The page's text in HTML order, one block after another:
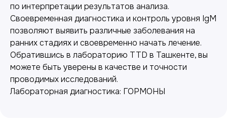
по интерпретации результатов анализа.
Своевременная диагностика и контроль уровня IgM
позволяют выявить различные заболевания на
ранних стадиях и своевременно начать лечение.
Обратившись в лабораторию TTD в Ташкенте, вы
можете быть уверены в качестве и точности
проводимых исследований.
Лабораторная диагностика: ГОРМОНЫ
Лабораторная диагностика
Точные анализы для контроля здоровья и
выявления заболеваний.